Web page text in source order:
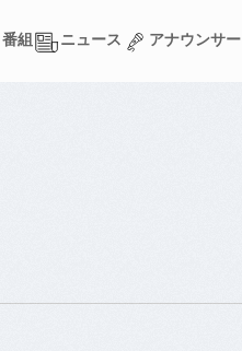
番組
ニュース
アナウンサー